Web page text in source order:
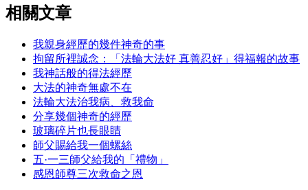
相關文章
我親身經歷的幾件神奇的事
拘留所裡誠念：「法輪大法好 真善忍好」得福報的故事
我神話般的得法經歷
大法的神奇無處不在
法輪大法治我病、救我命
分享幾個神奇的經歷
玻璃碎片也長眼睛
師父賜給我一個螺絲
五·一三師父給我的「禮物」
感恩師尊三次救命之恩